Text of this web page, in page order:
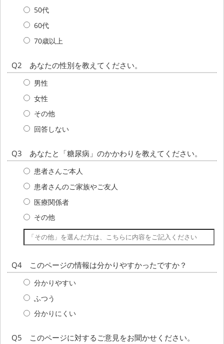
50代
60代
70歳以上
Q2 あなたの性別を教えてください。
男性
女性
その他
回答しない
Q3 あなたと「糖尿病」のかかわりを教えてください。
患者さんご本人
患者さんのご家族やご友人
医療関係者
その他
Q4 このページの情報は分かりやすかったですか？
分かりやすい
ふつう
分かりにくい
Q5 このページに対するご意見をお聞かせください。